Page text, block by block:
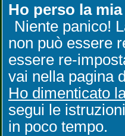
Ho perso la
Niente panico!
non può essere
essere re-
vai nella pagina
Ho dimenticato
segui le
in poco tempo.